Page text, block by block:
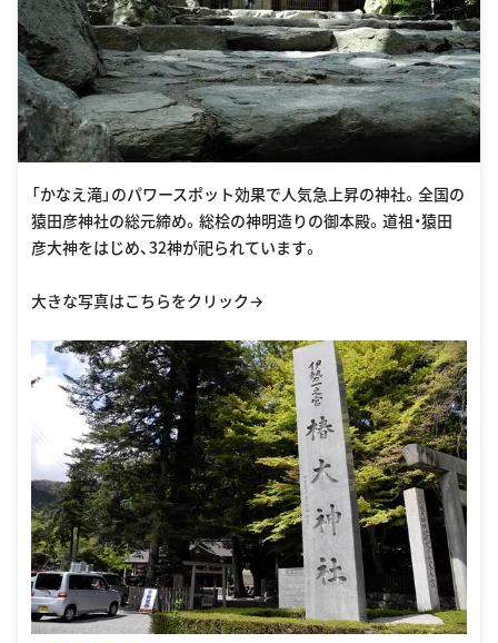
「かなえ滝」のパワースポット効果で人気急上昇の神社。全国の
猿田彦神社の総元締め。総桧の神明造りの御本殿。道祖・猿田
彦大神をはじめ、32神が祀られています。
大きな写真はこちらをクリック→